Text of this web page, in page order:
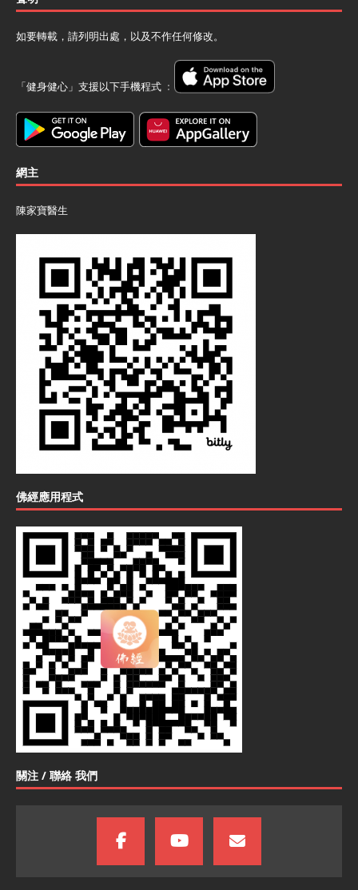
如要轉載，請列明出處，以及不作任何修改。
「健身健心」支援以下手機程式 ﹕
網主
陳家寶醫生
佛經應用程式
關注 / 聯絡 我們